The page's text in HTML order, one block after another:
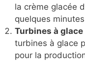
la crème glacée
quelques
Turbines à
turbines à glace
pour la